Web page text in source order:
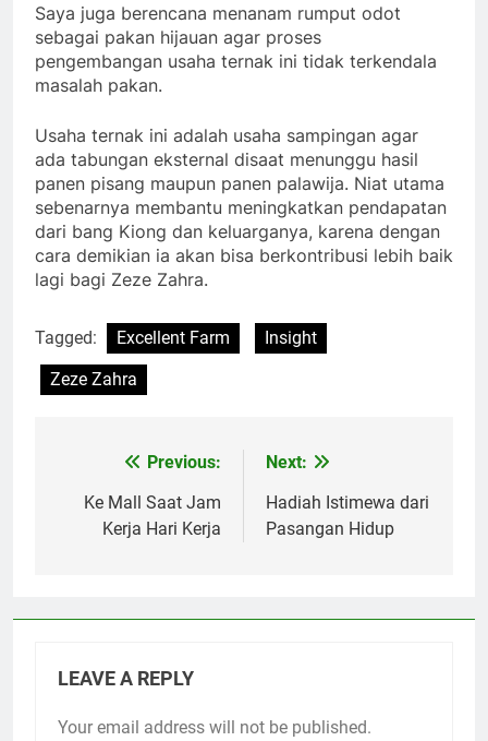
Saya juga berencana menanam rumput odot
sebagai pakan hijauan agar proses
pengembangan usaha ternak ini tidak terkendala
masalah pakan.
Usaha ternak ini adalah usaha sampingan agar
ada tabungan eksternal disaat menunggu hasil
panen pisang maupun panen palawija. Niat utama
sebenarnya membantu meningkatkan pendapatan
dari bang Kiong dan keluarganya, karena dengan
cara demikian ia akan bisa berkontribusi lebih baik
lagi bagi Zeze Zahra.
Tagged: Excellent Farm
Insight
Zeze Zahra
navigation
Previous:
Ke Mall Saat Jam
Kerja Hari Kerja
Next:
Hadiah Istimewa dari
Pasangan Hidup
LEAVE A REPLY
Your email address will not be published.